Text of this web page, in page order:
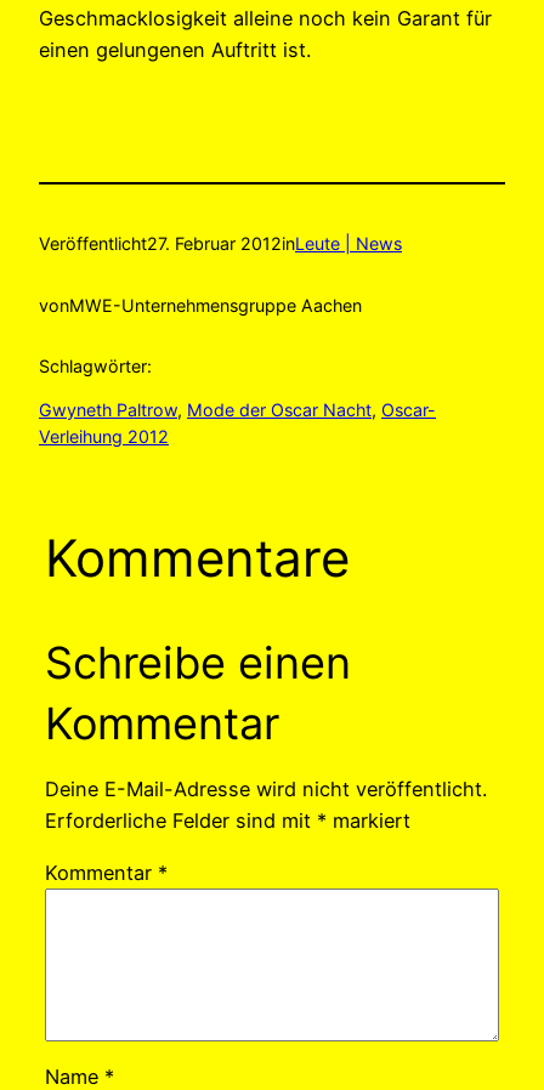
Geschmacklosigkeit alleine noch kein Garant für
einen gelungenen Auftritt ist.
Veröffentlicht27. Februar 2012inLeute | News
vonMWE-Unternehmensgruppe Aachen
Schlagwörter:
Gwyneth Paltrow, Mode der Oscar Nacht, Oscar-
Verleihung 2012
Kommentare
Schreibe einen
Kommentar
Deine E-Mail-Adresse wird nicht veröffentlicht.
Erforderliche Felder sind mit * markiert
Kommentar *
Name *